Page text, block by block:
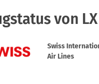
von LX
Swiss
Air Lines